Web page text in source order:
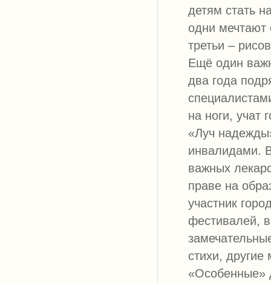
детям стать
одни мечтают
третьи –
Ещё один
два года
на ноги, учат
«Луч
инвалидами.
важных
праве на
участник
фестивалей,
стихи,
«Особенные»